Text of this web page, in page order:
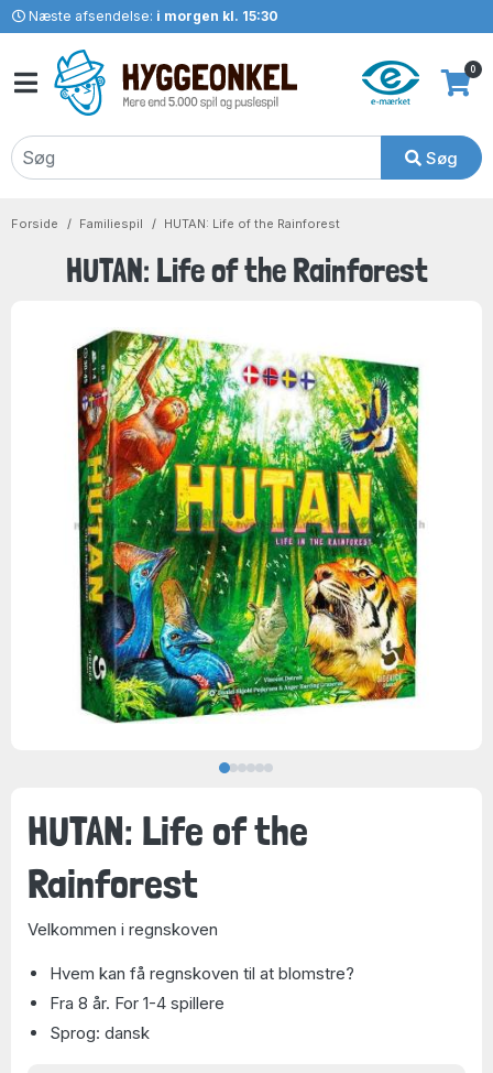
Næste afsendelse: i morgen kl. 15:30
Søg
0
Forside Familiespil HUTAN: Life of the Rainforest
HUTAN: Life of the Rainforest
HUTAN: Life of the
Rainforest
Velkommen i regnskoven
Hvem kan få regnskoven til at blomstre?
Fra 8 år. For 1-4 spillere
Sprog: dansk